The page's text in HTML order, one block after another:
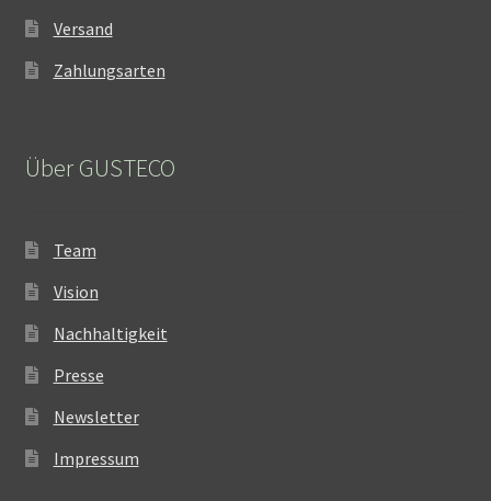
Versand
Zahlungsarten
Über GUSTECO
Team
Vision
Nachhaltigkeit
Presse
Newsletter
Impressum